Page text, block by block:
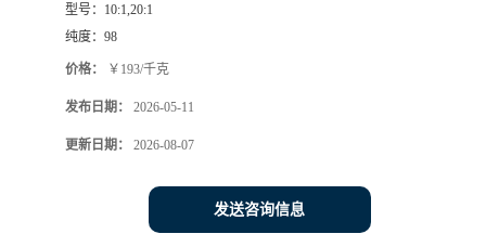
型号： 10:1,20:1
纯度： 98
价格： ￥193/千克
发布日期： 2026-05-11
更新日期： 2026-08-07
发送咨询信息